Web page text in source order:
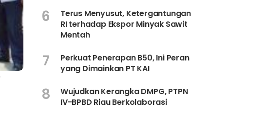
6
Terus Menyusut, Ketergantungan
RI terhadap Ekspor Minyak Sawit
Mentah
7
Perkuat Penerapan B50, Ini Peran
yang Dimainkan PT KAI
8
Wujudkan Kerangka DMPG, PTPN
IV-BPBD Riau Berkolaborasi